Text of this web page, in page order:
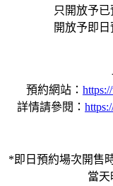
只開放予
開放予即
預約網站：
詳情請參閱：
*即日預約場次開售
當天